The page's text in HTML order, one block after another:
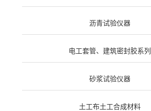
沥青试验仪器
电工套管、建筑密封胶系列
砂浆试验仪器
土工布土工合成材料